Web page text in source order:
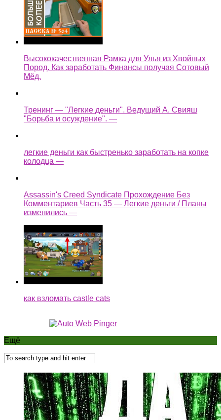
Высококачественная Рамка для Улья из Хвойных
Пород. Как заработать Финансы получая Сотовый
Мёд.
Тренинг — "Легкие деньги". Ведущий А. Свияш
"Борьба и осуждение". —
легкие деньги как быстренько заработать на копке
колодца —
Assassin's Creed Syndicate Прохождение Без
Комментариев Часть 35 — Легкие деньги / Планы
изменились —
как взломать castle cats
Ещё